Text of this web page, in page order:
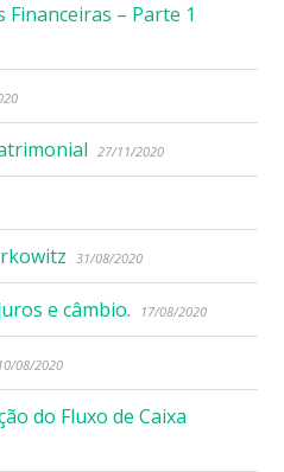
– Parte 1
27/11/2020
31/08/2020
e câmbio. 17/08/2020
10/08/2020
do Fluxo de Caixa